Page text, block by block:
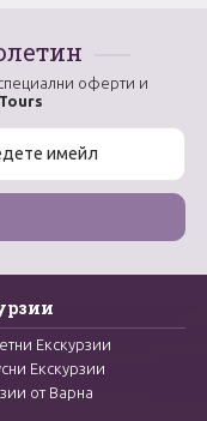
оферти и
Екскурзии
Екскурзии
от Варна